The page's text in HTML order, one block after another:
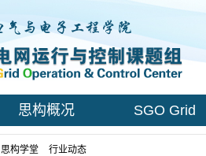
思构概况 SGO Grid
思构学堂 行业动态